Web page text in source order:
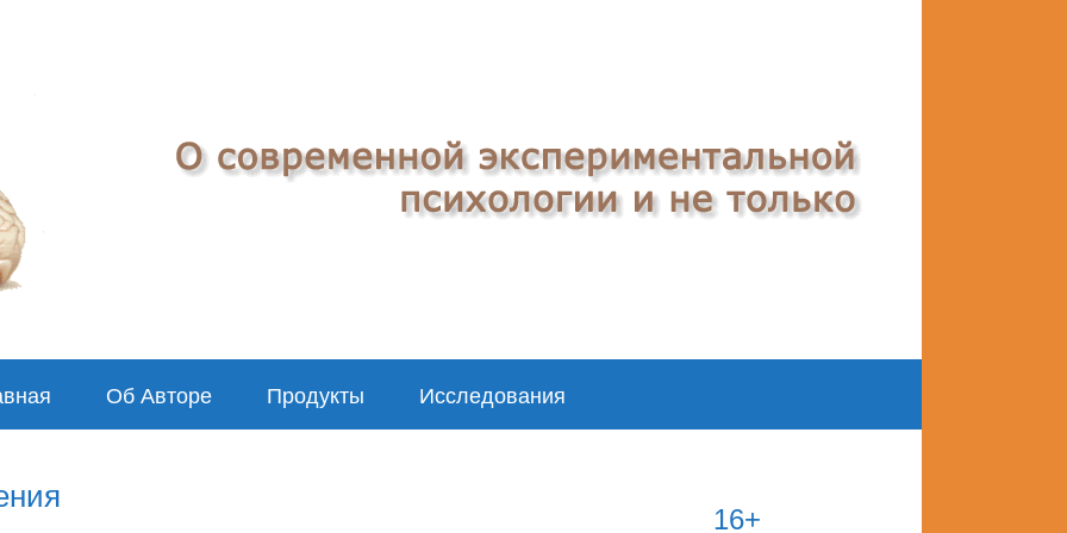
Об Авторе Продукты Исследования
16+